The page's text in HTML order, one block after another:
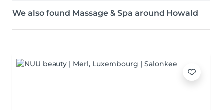
We also found Massage & Spa around Howald